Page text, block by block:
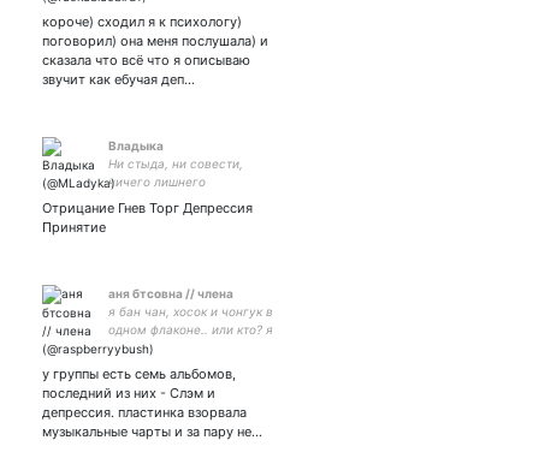
короче) сходил я к психологу)
поговорил) она меня послушала) и
сказала что всё что я описываю
звучит как ебучая деп…
Владыка
Ни стыда, ни совести,
ничего лишнего
Отрицание Гнев Торг Депрессия
Принятие
аня бтсовна // члена
я бан чан, хосок и чонгук в
одном флаконе.. или кто? я
путаюсь в ваших бтс. мы
фандом мильковского не
спит. лика дура ебливая.
у группы есть семь альбомов,
последний из них - Слэм и
депрессия. пластинка взорвала
музыкальные чарты и за пару не…